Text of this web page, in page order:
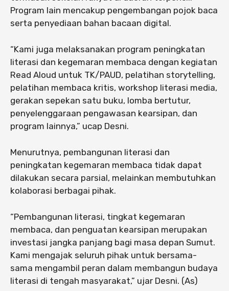
Program lain mencakup pengembangan pojok baca
serta penyediaan bahan bacaan digital.
“Kami juga melaksanakan program peningkatan
literasi dan kegemaran membaca dengan kegiatan
Read Aloud untuk TK/PAUD, pelatihan storytelling,
pelatihan membaca kritis, workshop literasi media,
gerakan sepekan satu buku, lomba bertutur,
penyelenggaraan pengawasan kearsipan, dan
program lainnya,” ucap Desni.
Menurutnya, pembangunan literasi dan
peningkatan kegemaran membaca tidak dapat
dilakukan secara parsial, melainkan membutuhkan
kolaborasi berbagai pihak.
“Pembangunan literasi, tingkat kegemaran
membaca, dan penguatan kearsipan merupakan
investasi jangka panjang bagi masa depan Sumut.
Kami mengajak seluruh pihak untuk bersama-
sama mengambil peran dalam membangun budaya
literasi di tengah masyarakat,” ujar Desni. (As)